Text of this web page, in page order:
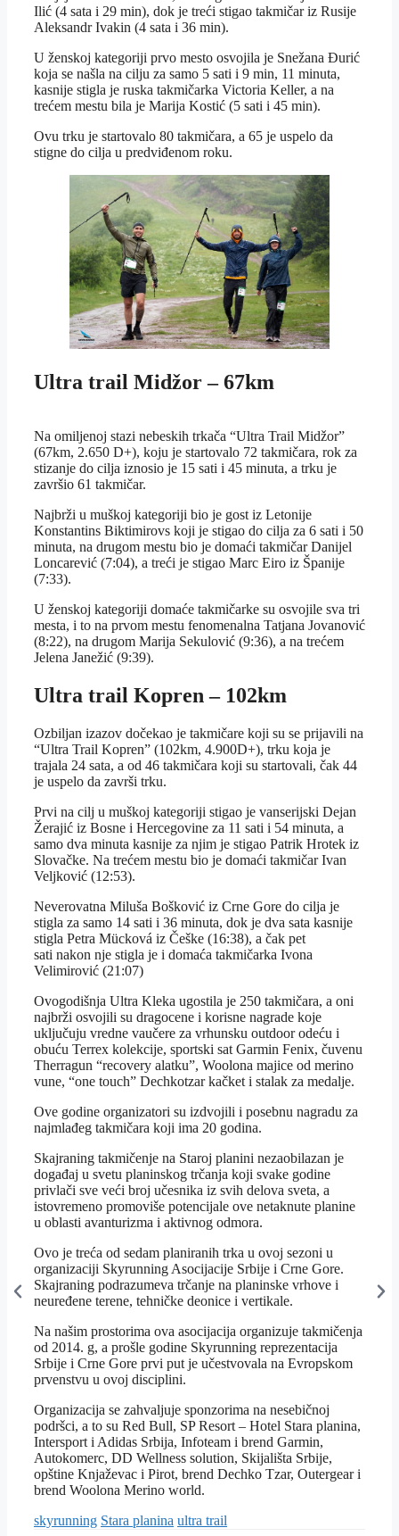
Ilić (4 sata i 29 min), dok je treći stigao takmičar iz Rusije
Aleksandr Ivakin (4 sata i 36 min).
U ženskoj kategoriji prvo mesto osvojila je Snežana Đurić
koja se našla na cilju za samo 5 sati i 9 min, 11 minuta,
kasnije stigla je ruska takmičarka Victoria Keller, a na
trećem mestu bila je Marija Kostić (5 sati i 45 min).
Ovu trku je startovalo 80 takmičara, a 65 je uspelo da
stigne do cilja u predviđenom roku.
Ultra trail Midžor – 67km
Na omiljenoj stazi nebeskih trkača “Ultra Trail Midžor”
(67km, 2.650 D+), koju je startovalo 72 takmičara, rok za
stizanje do cilja iznosio je 15 sati i 45 minuta, a trku je
završio 61 takmičar.
Najbrži u muškoj kategoriji bio je gost iz Letonije
Konstantins Biktimirovs koji je stigao do cilja za 6 sati i 50
minuta, na drugom mestu bio je domaći takmičar Danijel
Loncarević (7:04), a treći je stigao Marc Eiro iz Španije
(7:33).
U ženskoj kategoriji domaće takmičarke su osvojile sva tri
mesta, i to na prvom mestu fenomenalna Tatjana Jovanović
(8:22), na drugom Marija Sekulović (9:36), a na trećem
Jelena Janežić (9:39).
Ultra trail Kopren – 102km
Ozbiljan izazov dočekao je takmičare koji su se prijavili na
“Ultra Trail Kopren” (102km, 4.900D+), trku koja je
trajala 24 sata, a od 46 takmičara koji su startovali, čak 44
je uspelo da završi trku.
Prvi na cilj u muškoj kategoriji stigao je vanserijski Dejan
Žerajić iz Bosne i Hercegovine za 11 sati i 54 minuta, a
samo dva minuta kasnije za njim je stigao Patrik Hrotek iz
Slovačke. Na trećem mestu bio je domaći takmičar Ivan
Veljković (12:53).
Neverovatna Miluša Bošković iz Crne Gore do cilja je
stigla za samo 14 sati i 36 minuta, dok je dva sata kasnije
stigla Petra Mücková iz Češke (16:38), a čak pet
sati nakon nje stigla je i domaća takmičarka Ivona
Velimirović (21:07)
Ovogodišnja Ultra Kleka ugostila je 250 takmičara, a oni
najbrži osvojili su dragocene i korisne nagrade koje
uključuju vredne vaučere za vrhunsku outdoor odeću i
obuću Terrex kolekcije, sportski sat Garmin Fenix, čuvenu
Therragun “recovery alatku”, Woolona majice od merino
vune, “one touch” Dechkotzar kačket i stalak za medalje.
Ove godine organizatori su izdvojili i posebnu nagradu za
najmlađeg takmičara koji ima 20 godina.
Skajraning takmičenje na Staroj planini nezaobilazan je
događaj u svetu planinskog trčanja koji svake godine
privlači sve veći broj učesnika iz svih delova sveta, a
istovremeno promoviše potencijale ove netaknute planine
u oblasti avanturizma i aktivnog odmora.
Ovo je treća od sedam planiranih trka u ovoj sezoni u
organizaciji Skyrunning Asocijacije Srbije i Crne Gore.
Skajraning podrazumeva trčanje na planinske vrhove i
neuređene terene, tehničke deonice i vertikale.
Na našim prostorima ova asocijacija organizuje takmičenja
od 2014. g, a prošle godine Skyrunning reprezentacija
Srbije i Crne Gore prvi put je učestvovala na Evropskom
prvenstvu u ovoj disciplini.
Organizacija se zahvaljuje sponzorima na nesebičnoj
podršci, a to su Red Bull, SP Resort – Hotel Stara planina,
Intersport i Adidas Srbija, Infoteam i brend Garmin,
Autokomerc, DD Wellness solution, Skijališta Srbije,
opštine Knjaževac i Pirot, brend Dechko Tzar, Outergear i
brend Woolona Merino world.
Tagovi
skyrunning Stara planina ultra trail